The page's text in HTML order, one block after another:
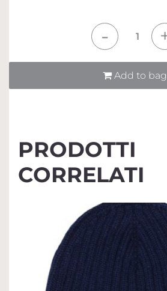
Add to bag
PRODOTTI
CORRELATI